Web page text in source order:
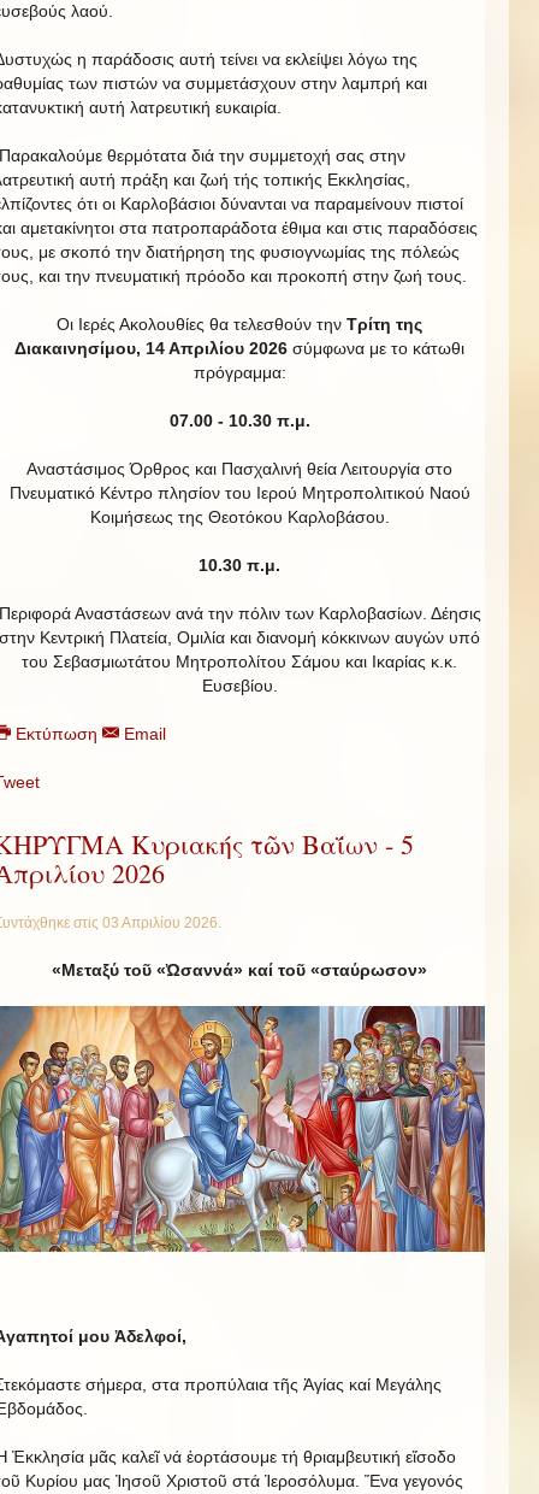
λαού.
η παράδοσις αυτή τείνει να εκλείψει λόγω της
των πιστών να συμμετάσχουν στην λαμπρή και
αυτή λατρευτική ευκαιρία.
θερμότατα διά την συμμετοχή σας στην
αυτή πράξη και ζωή τής τοπικής Εκκλησίας,
ότι οι Καρλοβάσιοι δύνανται να παραμείνουν πιστοί
αμετακίνητοι στα πατροπαράδοτα έθιμα και στις παραδόσεις
με σκοπό την διατήρηση της φυσιογνωμίας της πόλεώς
και την πνευματική πρόοδο και προκοπή στην ζωή τους.
Οι Ιερές Ακολουθίες θα τελεσθούν την Τρίτη της
Διακαινησίμου, 14 Απριλίου 2026 σύμφωνα με το κάτωθι
πρόγραμμα:
07.00 - 10.30 π.μ.
Αναστάσιμος Όρθρος και Πασχαλινή θεία Λειτουργία στο
Πνευματικό Κέντρο πλησίον του Ιερού Μητροπολιτικού Ναού
Κοιμήσεως της Θεοτόκου Καρλοβάσου.
10.30 π.μ.
Αναστάσεων ανά την πόλιν των Καρλοβασίων. Δέησις
στην Κεντρική Πλατεία, Ομιλία και διανομή κόκκινων αυγών υπό
του Σεβασμιωτάτου Μητροπολίτου Σάμου και Ικαρίας κ.κ.
Ευσεβίου.
Εκτύπωση Email
Κυριακής τῶν Βαΐων - 5
2026
στις 03 Απριλίου 2026.
«Μεταξύ τοῦ «Ὠσαννά» καί τοῦ «σταύρωσον»
μου Ἀδελφοί,
σήμερα, στα προπύλαια τῆς Ἁγίας καί Μεγάλης
Ἐκκλησία μᾶς καλεῖ νά ἑορτάσουμε τή θριαμβευτική εἴσοδο
Κυρίου μας Ἰησοῦ Χριστοῦ στά Ἱεροσόλυμα. Ἕνα γεγονός